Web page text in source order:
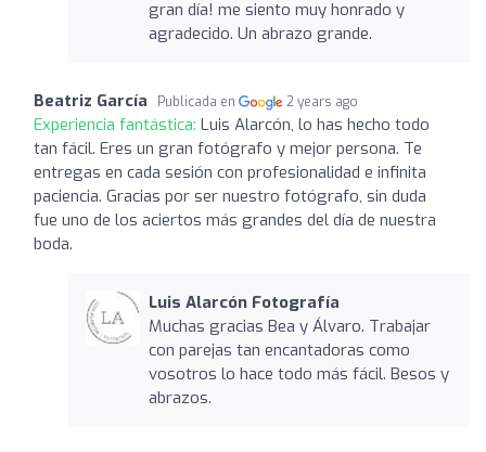
gran día! me siento muy honrado y
agradecido. Un abrazo grande.
Beatriz García Publicada en 2 years ago
Experiencia fantástica: Luis Alarcón, lo has hecho todo
tan fácil. Eres un gran fotógrafo y mejor persona. Te
entregas en cada sesión con profesionalidad e infinita
paciencia. Gracias por ser nuestro fotógrafo, sin duda
fue uno de los aciertos más grandes del día de nuestra
boda.
Luis Alarcón Fotografía
Muchas gracias Bea y Álvaro. Trabajar
con parejas tan encantadoras como
vosotros lo hace todo más fácil. Besos y
abrazos.